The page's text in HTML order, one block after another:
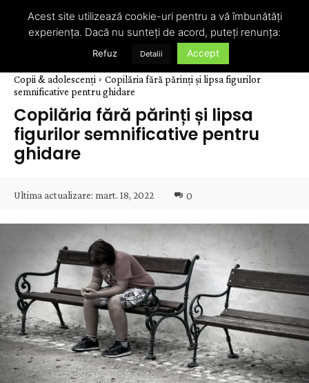
Copii & adolescenți
Copilăria fără părinți și lipsa figurilor
semnificative pentru ghidare
Copilăria fără părinți și lipsa
figurilor semnificative pentru
ghidare
Ultima actualizare: mart. 18, 2022 0
Acest site utilizează cookie-uri pentru a vă îmbunătăți
experiența. Dacă nu sunteți de acord, puteți renunța:
Refuz Detalii Accept